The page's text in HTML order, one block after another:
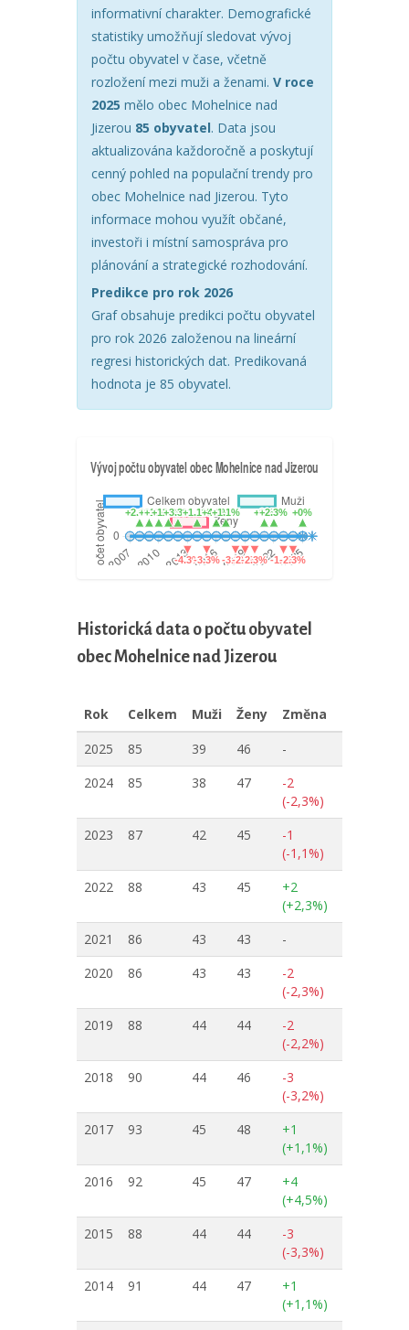
informativní charakter. Demografické
statistiky umožňují sledovat vývoj
počtu obyvatel v čase, včetně
rozložení mezi muži a ženami. V roce
2025 mělo obec Mohelnice nad
Jizerou 85 obyvatel. Data jsou
aktualizována každoročně a poskytují
cenný pohled na populační trendy pro
obec Mohelnice nad Jizerou. Tyto
informace mohou využít občané,
investoři i místní samospráva pro
plánování a strategické rozhodování.
Predikce pro rok 2026
Graf obsahuje predikci počtu obyvatel
pro rok 2026 založenou na lineární
regresi historických dat. Predikovaná
hodnota je 85 obyvatel.
Historická data o počtu obyvatel
obec Mohelnice nad Jizerou
Rok Celkem Muži Ženy
Změna
2025
85 39 46
-
2024
85 38 47
-2
(-2,3%)
2023
87 42 45
-1
(-1,1%)
2022
88 43 45
+2
(+2,3%)
2021
86 43 43
-
2020
86 43 43
-2
(-2,3%)
2019
88 44 44
-2
(-2,2%)
2018
90 44 46
-3
(-3,2%)
2017
93 45 48
+1
(+1,1%)
2016
92 45 47
+4
(+4,5%)
2015
88 44 44
-3
(-3,3%)
2014
91 44 47
+1
(+1,1%)